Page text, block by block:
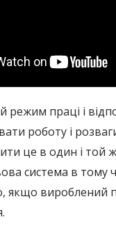
режим праці і
роботу і
це в один і той
система в тому
якщо вироблений